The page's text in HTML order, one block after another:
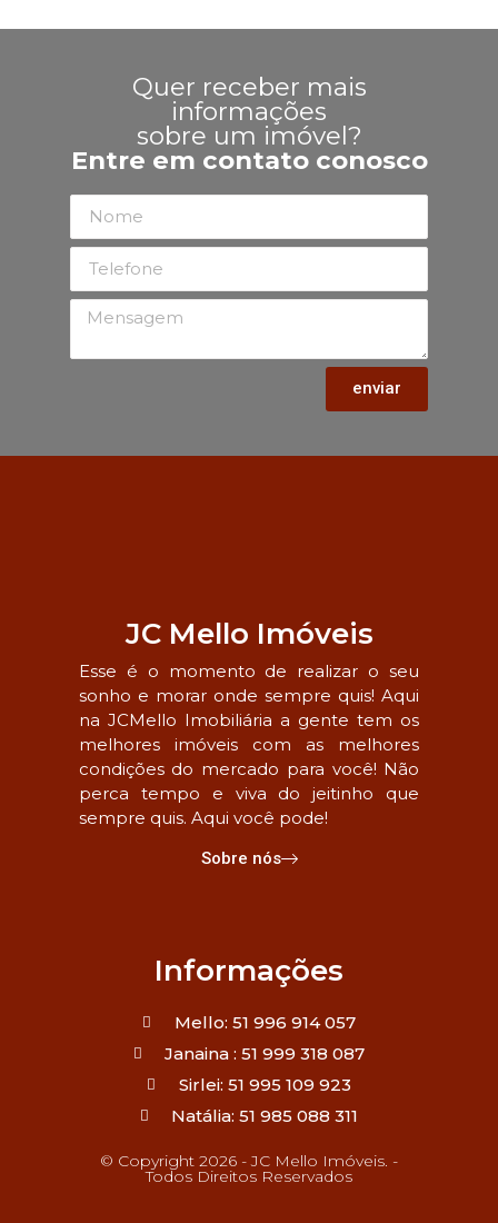
Quer receber mais
informações
sobre um imóvel?
Entre em contato conosco
enviar
JC Mello Imóveis
Esse é o momento de realizar o seu
sonho e morar onde sempre quis! Aqui
na JCMello Imobiliária a gente tem os
melhores imóveis com as melhores
condições do mercado para você! Não
perca tempo e viva do jeitinho que
sempre quis. Aqui você pode!
Sobre nós
Informações
Mello: 51 996 914 057
Janaina : 51 999 318 087
Sirlei: 51 995 109 923
Natália: 51 985 088 311
© Copyright 2026 - JC Mello Imóveis. -
Todos Direitos Reservados